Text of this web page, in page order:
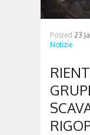
Posted 23
Notizie